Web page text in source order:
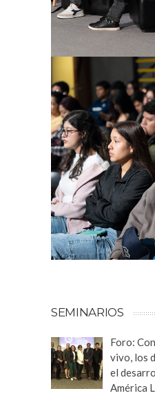
SEMINARIOS
Foro:
vivo, los
el
América